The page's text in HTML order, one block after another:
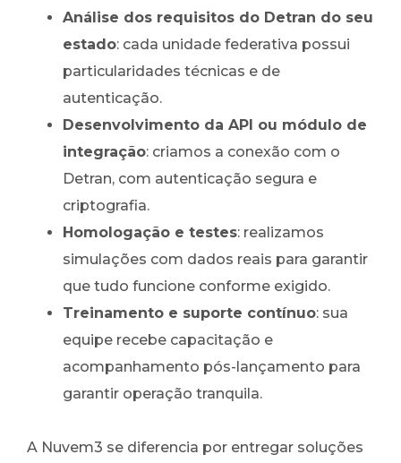
Análise dos requisitos do Detran do seu
estado: cada unidade federativa possui
particularidades técnicas e de
autenticação.
Desenvolvimento da API ou módulo de
integração: criamos a conexão com o
Detran, com autenticação segura e
criptografia.
Homologação e testes: realizamos
simulações com dados reais para garantir
que tudo funcione conforme exigido.
Treinamento e suporte contínuo: sua
equipe recebe capacitação e
acompanhamento pós-lançamento para
garantir operação tranquila.
A Nuvem3 se diferencia por entregar soluções